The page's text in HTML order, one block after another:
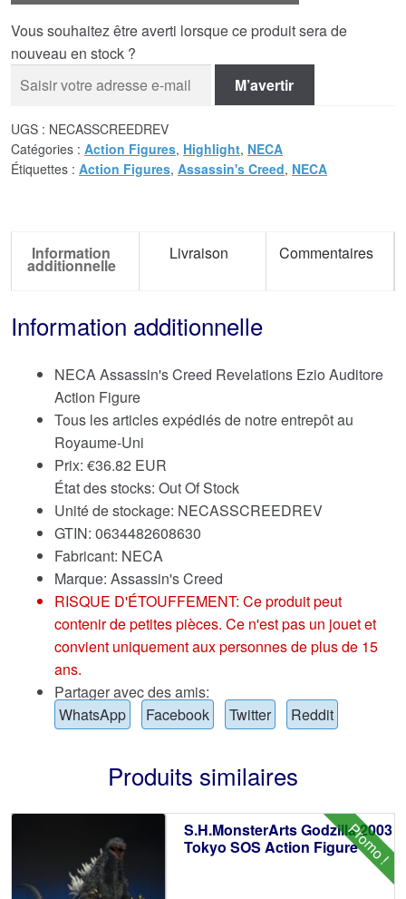
Vous souhaitez être averti lorsque ce produit sera de
nouveau en stock ?
M’avertir
UGS : NECASSCREEDREV
Catégories : Action Figures, Highlight, NECA
Étiquettes : Action Figures, Assassin's Creed, NECA
Information
additionnelle
Livraison Commentaires
Information additionnelle
NECA Assassin's Creed Revelations Ezio Auditore
Action Figure
Tous les articles expédiés de notre entrepôt au
Royaume-Uni
Prix: €36.82 EUR
État des stocks: Out Of Stock
Unité de stockage: NECASSCREEDREV
GTIN: 0634482608630
Fabricant: NECA
Marque: Assassin's Creed
RISQUE D'ÉTOUFFEMENT: Ce produit peut
contenir de petites pièces. Ce n'est pas un jouet et
convient uniquement aux personnes de plus de 15
ans.
Partager avec des amis:
WhatsApp
Facebook Twitter Reddit
Produits similaires
Promo !
S.H.MonsterArts Godzilla 2003
Tokyo SOS Action Figure